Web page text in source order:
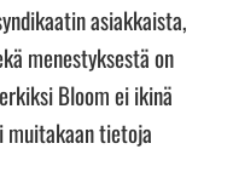
asiakkaista,
menestyksestä on
Bloom ei ikinä
tietoja